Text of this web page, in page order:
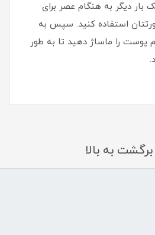
بار دیگر به هنگام عصر برای
استفاده کنید. سپس به
پوست را ماساژ دهید تا به طور
برگشت به بالا